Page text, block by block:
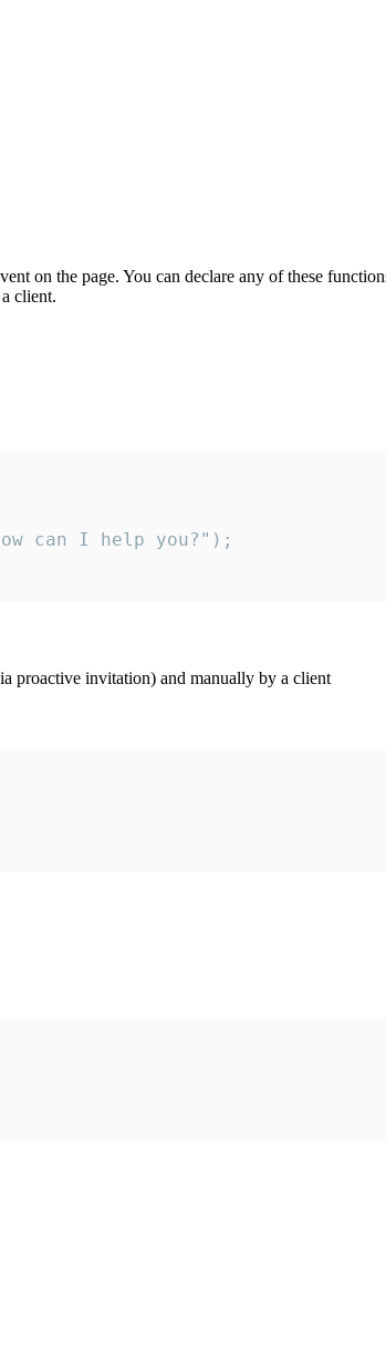
on the page. You can declare any of these
client.
can I help you?");
proactive invitation) and manually by a client